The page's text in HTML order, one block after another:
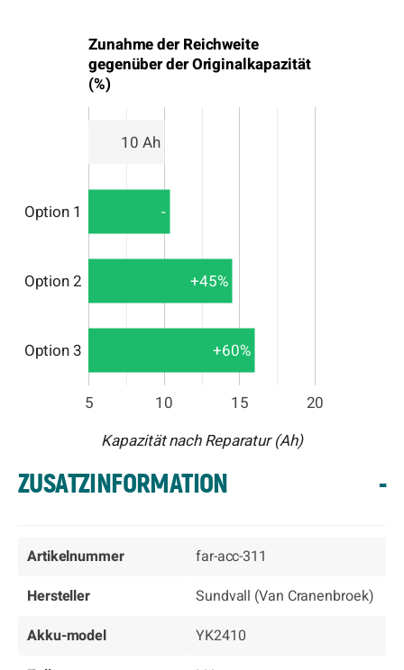
Zunahme der Reichweite
gegenüber der Originalkapazität
(%)
5 10 15 20
Option 1
Option 2
Option 3
10 Ah
-
+45%
+60%
Kapazität nach Reparatur (Ah)
ZUSATZINFORMATION -
Artikelnummer
far-acc-311
Hersteller
Sundvall (Van Cranenbroek)
Akku-model
YK2410